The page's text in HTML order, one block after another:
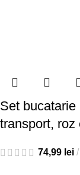
Set
transport, roz
74,99 lei